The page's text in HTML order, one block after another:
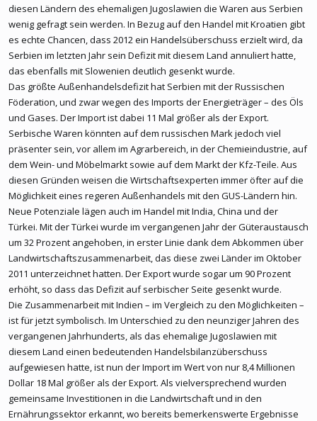
diesen Ländern des ehemaligen Jugoslawien die Waren aus Serbien
wenig gefragt sein werden. In Bezug auf den Handel mit Kroatien gibt
es echte Chancen, dass 2012 ein Handelsüberschuss erzielt wird, da
Serbien im letzten Jahr sein Defizit mit diesem Land annuliert hatte,
das ebenfalls mit Slowenien deutlich gesenkt wurde.
Das größte Außenhandelsdefizit hat Serbien mit der Russischen
Föderation, und zwar wegen des Imports der Energieträger – des Öls
und Gases. Der Import ist dabei 11 Mal größer als der Export.
Serbische Waren könnten auf dem russischen Mark jedoch viel
präsenter sein, vor allem im Agrarbereich, in der Chemieindustrie, auf
dem Wein- und Möbelmarkt sowie auf dem Markt der Kfz-Teile. Aus
diesen Gründen weisen die Wirtschaftsexperten immer öfter auf die
Möglichkeit eines regeren Außenhandels mit den GUS-Ländern hin.
Neue Potenziale lägen auch im Handel mit India, China und der
Türkei. Mit der Türkei wurde im vergangenen Jahr der Güteraustausch
um 32 Prozent angehoben, in erster Linie dank dem Abkommen über
Landwirtschaftszusammenarbeit, das diese zwei Länder im Oktober
2011 unterzeichnet hatten. Der Export wurde sogar um 90 Prozent
erhöht, so dass das Defizit auf serbischer Seite gesenkt wurde.
Die Zusammenarbeit mit Indien – im Vergleich zu den Möglichkeiten –
ist für jetzt symbolisch. Im Unterschied zu den neunziger Jahren des
vergangenen Jahrhunderts, als das ehemalige Jugoslawien mit
diesem Land einen bedeutenden Handelsbilanzüberschuss
aufgewiesen hatte, ist nun der Import im Wert von nur 8,4 Millionen
Dollar 18 Mal größer als der Export. Als vielversprechend wurden
gemeinsame Investitionen in die Landwirtschaft und in den
Ernährungssektor erkannt, wo bereits bemerkenswerte Ergebnisse